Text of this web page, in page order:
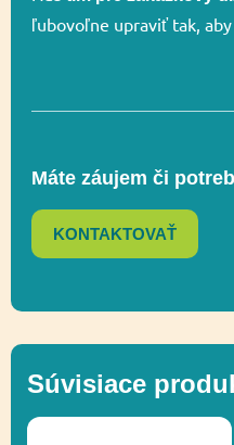
Celková výška
Výška voľného
Funkčnosť
Ďalšie informácie
ľubovoľne upraviť tak,
Máte záujem či
KONTAKTOVAŤ
Súvisiace